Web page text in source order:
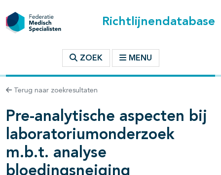
Richtlijnendatabase
ZOEK MENU
Terug naar zoekresultaten
Pre-analytische aspecten bij
laboratoriumonderzoek
m.b.t. analyse
bloedingsneiging
binnen deze richtlijn
openklappen